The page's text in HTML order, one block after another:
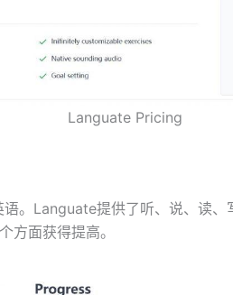
Languate Pricing
。Languate提供了听、说、读、
方面获得提高。